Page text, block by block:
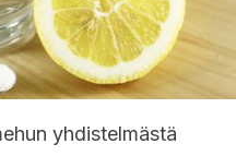
yhdistelmästä